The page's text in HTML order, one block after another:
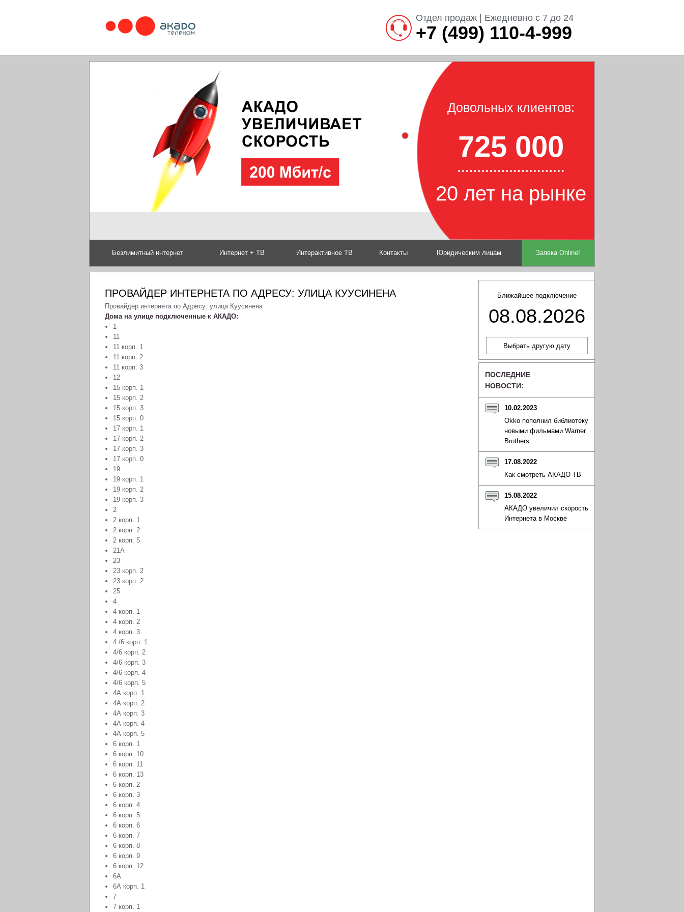
Отдел продаж | Ежедневно с 7 до 24
+7 (499) 110-4-999
Довольных клиентов:
725 000
20 лет на рынке
Безлимитный интернет Интернет + ТВ Интерактивное ТВ Контакты Юридическим лицам Заявка Online!
Ближайшее подключение
08.08.2026
ПОСЛЕДНИЕ
НОВОСТИ:
10.02.2023
Okko пополнил библиотеку
новыми фильмами Warner
Brothers
17.08.2022
Как смотреть АКАДО ТВ
15.08.2022
АКАДО увеличил скорость
Интернета в Москве
ПРОВАЙДЕР ИНТЕРНЕТА ПО АДРЕСУ: УЛИЦА КУУСИНЕНА
Провайдер интернета по Адресу: улица Куусинена
Дома на улице подключенные к АКАДО:
1
11
11 корп. 1
11 корп. 2
11 корп. 3
12
15 корп. 1
15 корп. 2
15 корп. 3
15 корп. 0
17 корп. 1
17 корп. 2
17 корп. 3
17 корп. 0
19
19 корп. 1
19 корп. 2
19 корп. 3
2
2 корп. 1
2 корп. 2
2 корп. 5
21А
23
23 корп. 2
23 корп. 2
25
4
4 корп. 1
4 корп. 2
4 корп. 3
4 /6 корп. 1
4/6 корп. 2
4/6 корп. 3
4/6 корп. 4
4/6 корп. 5
4А корп. 1
4А корп. 2
4А корп. 3
4А корп. 4
4А корп. 5
6 корп. 1
6 корп. 10
6 корп. 11
6 корп. 13
6 корп. 2
6 корп. 3
6 корп. 4
6 корп. 5
6 корп. 6
6 корп. 7
6 корп. 8
6 корп. 9
6 корп. 12
6А
6А корп. 1
7
7 корп. 1